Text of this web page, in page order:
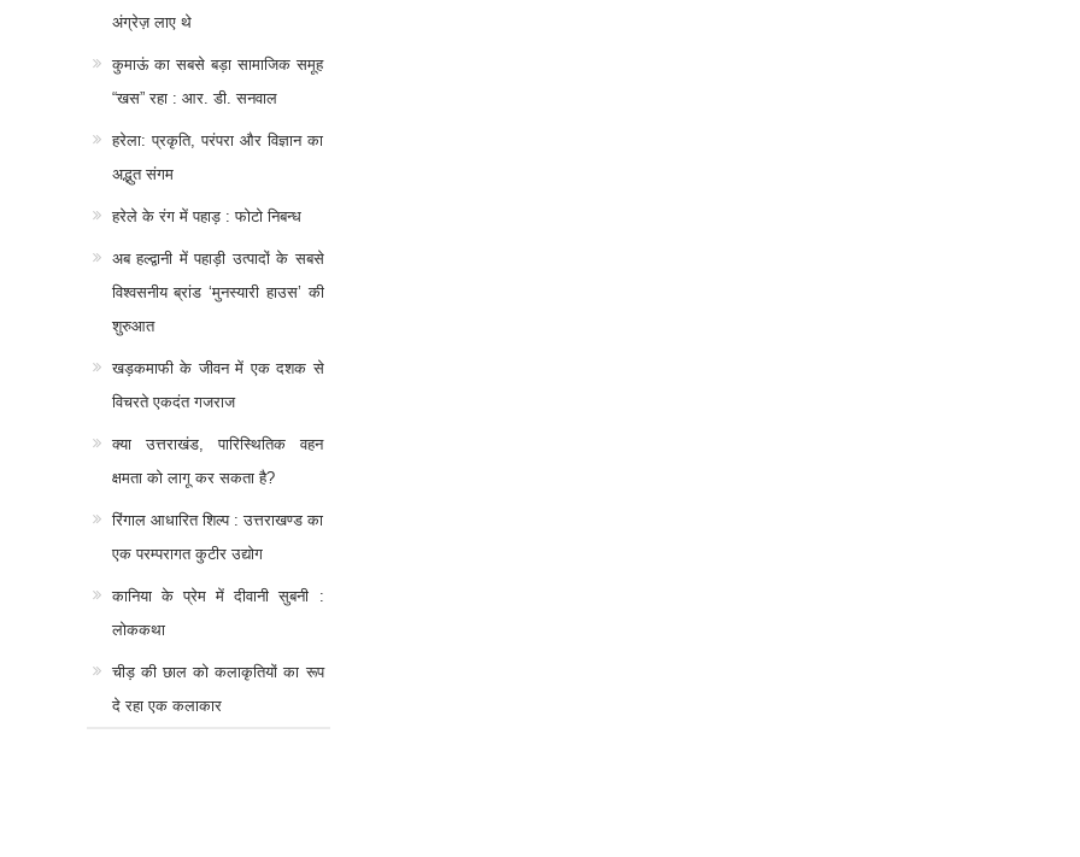
अंग्रेज़ लाए थे
कुमाऊं का सबसे बड़ा सामाजिक समूह
“खस” रहा : आर. डी. सनवाल
हरेला: प्रकृति, परंपरा और विज्ञान का
अद्भुत संगम
हरेले के रंग में पहाड़ : फोटो निबन्ध
अब हल्द्वानी में पहाड़ी उत्पादों के सबसे
विश्वसनीय ब्रांड ‘मुनस्यारी हाउस’ की
शुरुआत
खड़कमाफी के जीवन में एक दशक से
विचरते एकदंत गजराज
क्या उत्तराखंड, पारिस्थितिक वहन
क्षमता को लागू कर सकता है?
रिंगाल आधारित शिल्प : उत्तराखण्ड का
एक परम्परागत कुटीर उद्योग
कानिया के प्रेम में दीवानी सुबनी :
लोककथा
चीड़ की छाल को कलाकृतियों का रूप
दे रहा एक कलाकार